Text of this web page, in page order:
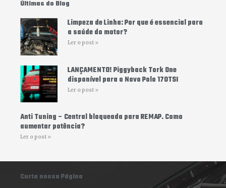
k
f
a
Últimas do Blog
Limpeza de Linha: Por que é essencial para
a saúde do motor?
Ler o post »
LANÇAMENTO! Piggyback Tork One
disponível para o Novo Polo 170TSI
Ler o post »
Anti Tuning – Central bloqueada para REMAP. Como
aumentar potência?
Ler o post »
Curta nossa Página